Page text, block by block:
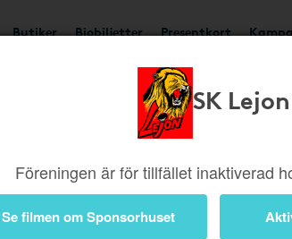
Butiker Biobiljetter Presentkort
SK Lejon
Föreningen är för tillfället inaktiverad
Se filmen om Sponsorhuset
Ger upp till 3%